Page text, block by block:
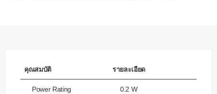
คุณสมบัติ รายละเอียด
Power Rating 0.2 W